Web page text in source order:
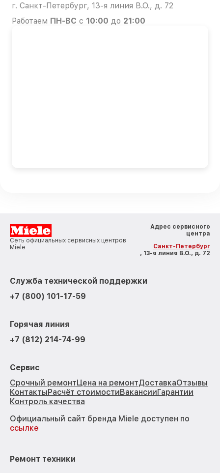
г. Санкт-Петербург, 13-я линия В.О., д. 72
Работаем ПН-ВС с 10:00 до 21:00
Сеть официальных сервисных центров
Miele
Адрес сервисного
центра
Санкт-Петербург
, 13-я линия В.О., д. 72
Служба технической поддержки
+7 (800) 101-17-59
Горячая линия
+7 (812) 214-74-99
Сервис
Срочный ремонтЦена на ремонтДоставкаОтзывы
КонтактыРасчёт стоимостиВакансииГарантии
Контроль качества
Официальный сайт бренда Miele доступен по
ссылке
Ремонт техники